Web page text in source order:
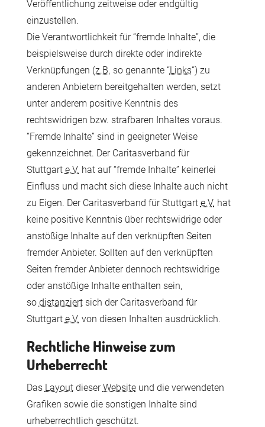
Veröffentlichung zeitweise oder endgültig
einzustellen.
Die Verantwortlichkeit für “fremde Inhalte”, die
beispielsweise durch direkte oder indirekte
Verknüpfungen (z.B. so genannte “Links“) zu
anderen Anbietern bereitgehalten werden, setzt
unter anderem positive Kenntnis des
rechtswidrigen bzw. strafbaren Inhaltes voraus.
“Fremde Inhalte” sind in geeigneter Weise
gekennzeichnet. Der Caritasverband für
Stuttgart e.V. hat auf “fremde Inhalte” keinerlei
Einfluss und macht sich diese Inhalte auch nicht
zu Eigen. Der Caritasverband für Stuttgart e.V. hat
keine positive Kenntnis über rechtswidrige oder
anstößige Inhalte auf den verknüpften Seiten
fremder Anbieter. Sollten auf den verknüpften
Seiten fremder Anbieter dennoch rechtswidrige
oder anstößige Inhalte enthalten sein,
so distanziertsich der Caritasverband für
Stuttgart e.V. von diesen Inhalten ausdrücklich.
Rechtliche Hinweise zum
Urheberrecht
Das LayoutdieserWebsiteund die verwendeten
Grafiken sowie die sonstigen Inhalte sind
urheberrechtlich geschützt.